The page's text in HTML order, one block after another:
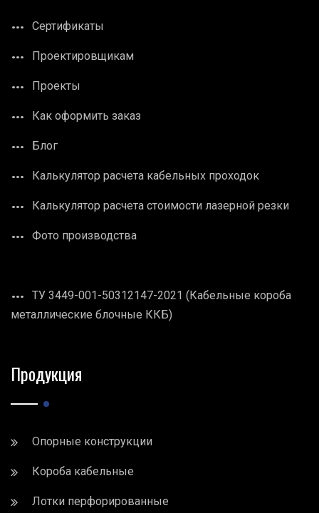
Сертификаты
Проектировщикам
Проекты
Как оформить заказ
Блог
Калькулятор расчета кабельных проходок
Калькулятор расчета стоимости лазерной резки
Фото производства
ТУ 3449-001-50312147-2021 (Кабельные короба
металлические блочные ККБ)
Продукция
Опорные конструкции
Короба кабельные
Лотки перфорированные